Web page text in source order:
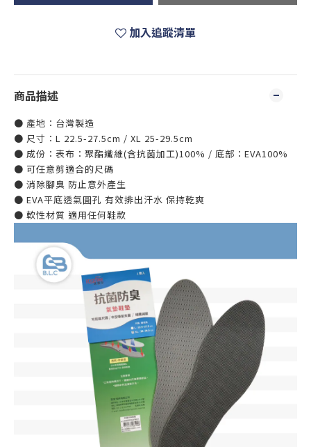
加入追蹤清單
商品描述
● 產地：台灣製造
● 尺寸：L 22.5-27.5cm / XL 25-29.5cm
● 成份：表布：聚酯纖維(含抗菌加工)100% / 底部：EVA100%
● 可任意剪適合的尺碼
● 消除腳臭 防止意外產生
● EVA平底透氣圓孔 有效排出汗水 保持乾爽
● 軟性材質 適用任何鞋款